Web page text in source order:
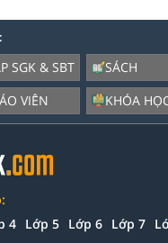
SGK & SBT
VIÊN
SÁCH
KHÓA
4 Lớp 5 Lớp 6 Lớp 7